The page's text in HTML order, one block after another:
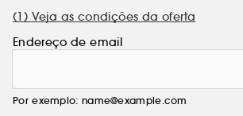
(1) Veja as condições da oferta
Endereço de email
Por exemplo: name@example.com